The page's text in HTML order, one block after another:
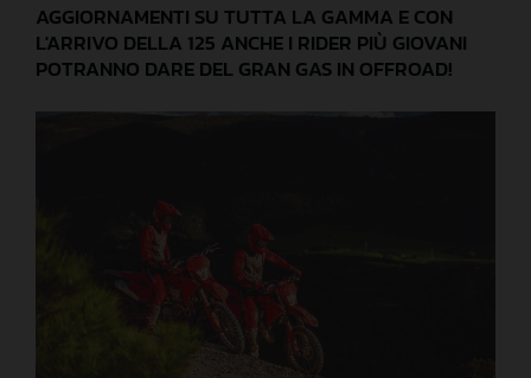
AGGIORNAMENTI SU TUTTA LA GAMMA E CON
L'ARRIVO DELLA 125 ANCHE I RIDER PIÙ GIOVANI
POTRANNO DARE DEL GRAN GAS IN OFFROAD!